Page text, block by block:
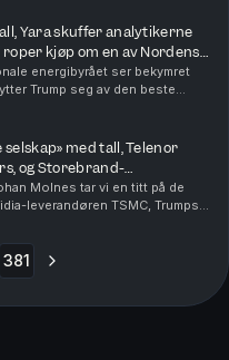
Yara skuffer analytikerne
kjøp om en av Nordens
energibyrået ser bekymret
Trump seg av den beste
Kina for valgresultatet i 2020.
med tall, Telenor
og Storebrand-
Molnes tar vi en titt på de
leverandøren TSMC, Trumps
hvor investorene
aksjen rett ned på Oslo Børs....
381